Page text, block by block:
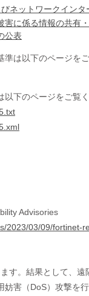
ネットワークイン
害に係る情報の共
公表
は以下のページをご
下のページをご覧く
Advisories
2023/03/09/fortinet-
す。結果として、遠
害（DoS）攻撃を